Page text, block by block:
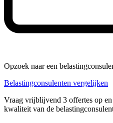
Opzoek naar een
Belastingconsulenten vergelijken
Vraag vrijblijvend 3 offertes op
kwaliteit van de